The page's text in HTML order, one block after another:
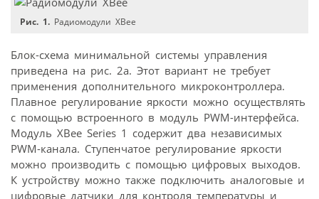
Рис. 1. Радиомодули XBee
Блок-схема минимальной системы управления
приведена на рис. 2а. Этот вариант не требует
применения дополнительного микроконтроллера.
Плавное регулирование яркости можно осуществлять
с помощью встроенного в модуль PWM-интерфейса.
Модуль XBee Series 1 содержит два независимых
PWM-канала. Ступенчатое регулирование яркости
можно производить с помощью цифровых выходов.
К устройству можно также подключить аналоговые и
цифровые датчики для контроля температуры и